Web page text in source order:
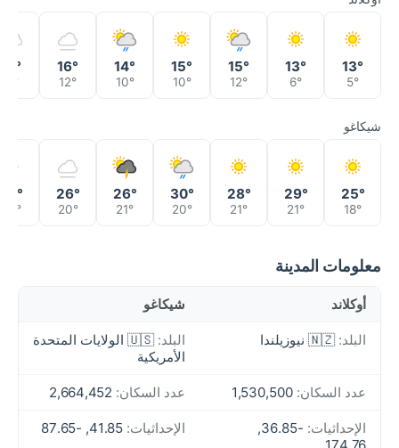
13°
5°
13°
6°
15°
12°
15°
10°
14°
10°
16°
12°
15°
11°
شيكاغو
25°
18°
29°
21°
28°
21°
30°
20°
26°
21°
26°
20°
20°
معلومات المدينة
أوكلاند شيكاغو
البلد: 🇳🇿 نيوزيلندا البلد:
🇺🇸 الولايات المتحدة
الأمريكية
عدد السكان: عدد السكان:
الإحداثيات:
-36.85,
الإحداثيات: